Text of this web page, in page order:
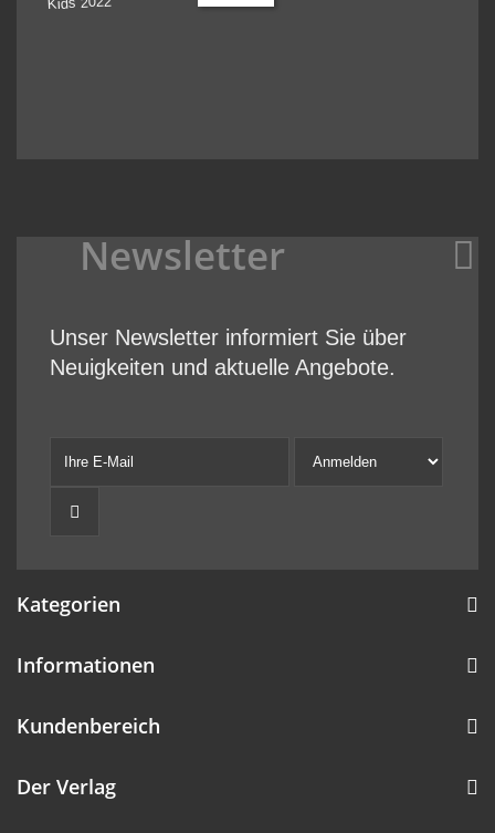
Newsletter
Unser Newsletter informiert Sie über
Neuigkeiten und aktuelle Angebote.
Kategorien
Informationen
Kundenbereich
Der Verlag